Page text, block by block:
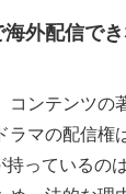
外配信で
コンテンツの
ラマの配信権
っているの